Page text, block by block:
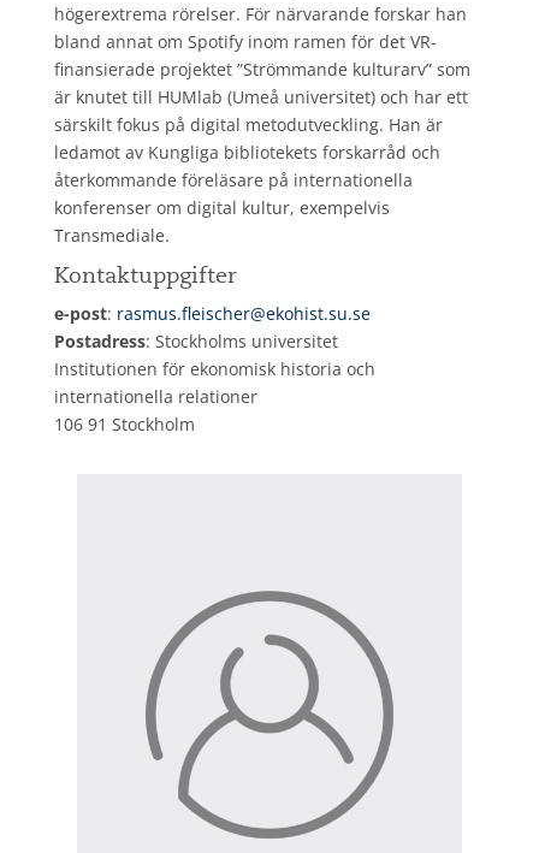
högerextrema rörelser. För närvarande forskar han
bland annat om Spotify inom ramen för det VR-
finansierade projektet ”Strömmande kulturarv” som
är knutet till HUMlab (Umeå universitet) och har ett
särskilt fokus på digital metodutveckling. Han är
ledamot av Kungliga bibliotekets forskarråd och
återkommande föreläsare på internationella
konferenser om digital kultur, exempelvis
Transmediale.
Kontaktuppgifter
e-post: rasmus.fleischer@ekohist.su.se
Postadress: Stockholms universitet
Institutionen för ekonomisk historia och
internationella relationer
106 91 Stockholm